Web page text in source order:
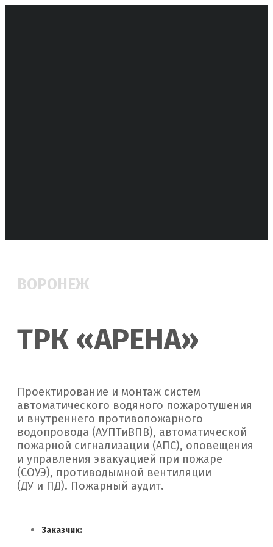
ВОРОНЕЖ
ТРК «АРЕНА»
Проектирование и монтаж систем
автоматического водяного пожаротушения
и внутреннего противопожарного
водопровода (АУПТиВПВ), автоматической
пожарной сигнализации (АПС), оповещения
и управления эвакуацией при пожаре
(СОУЭ), противодымной вентиляции
(ДУ и ПД). Пожарный аудит.
Заказчик: